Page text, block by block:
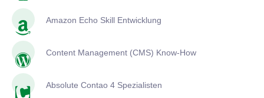
Amazon Echo Skill Entwicklung
Content Management (CMS) Know-How
Absolute Contao 4 Spezialisten